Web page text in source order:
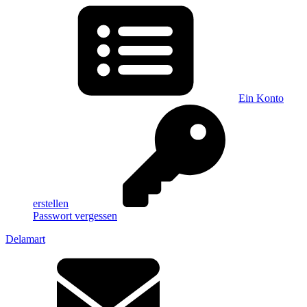
Ein Konto
erstellen
Passwort vergessen
Delamart